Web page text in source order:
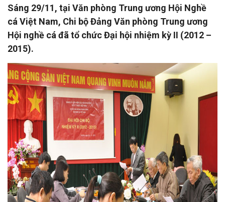
Sáng 29/11, tại Văn phòng Trung ương Hội Nghề
cá Việt Nam, Chi bộ Đảng Văn phòng Trung ương
Hội nghề cá đã tổ chức Đại hội nhiệm kỳ II (2012 –
2015).